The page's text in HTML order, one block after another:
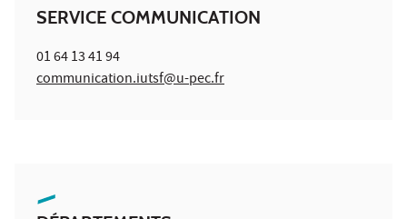
SERVICE COMMUNICATION
01 64 13 41 94
communication.iutsf@u-pec.fr